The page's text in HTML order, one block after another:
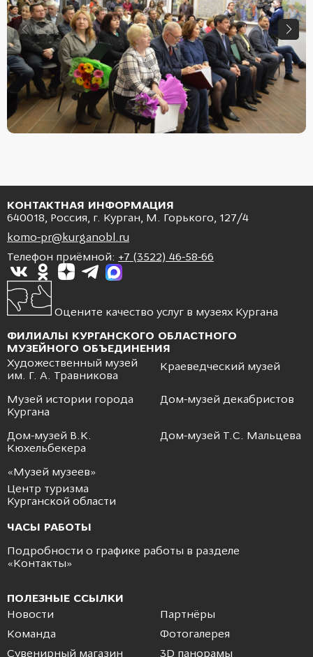
КОНТАКТНАЯ ИНФОРМАЦИЯ
640018, Россия, г. Курган, М. Горького, 127/4
komo-pr@kurganobl.ru
Телефон приёмной: +7 (3522) 46-58-66
Оцените качество услуг в музеях Кургана
ФИЛИАЛЫ КУРГАНСКОГО ОБЛАСТНОГО
МУЗЕЙНОГО ОБЪЕДИНЕНИЯ
Художественный музей
им. Г. А. Травникова
Краеведческий музей
Музей истории города
Кургана
Дом-музей декабристов
Дом-музей В.К.
Кюхельбекера
Дом-музей Т.С. Мальцева
«Музей музеев»
Центр туризма
Курганской области
ЧАСЫ РАБОТЫ
Подробности о графике работы в разделе
« Контакты»
ПОЛЕЗНЫЕ ССЫЛКИ
Новости
Партнёры
Команда
Фотогалерея
Сувенирный магазин
3D панорамы